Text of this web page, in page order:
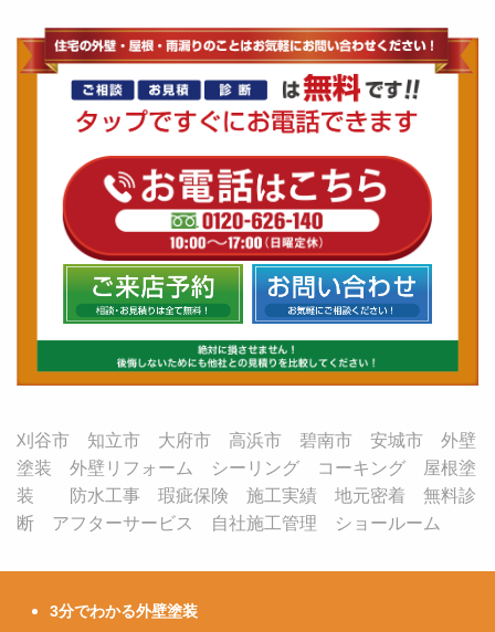
刈谷市 知立市 大府市 高浜市 碧南市 安城市 外壁
塗装 外壁リフォーム シーリング コーキング 屋根塗
装 防水工事 瑕疵保険 施工実績 地元密着 無料診
断 アフターサービス 自社施工管理 ショールーム
3分でわかる外壁塗装